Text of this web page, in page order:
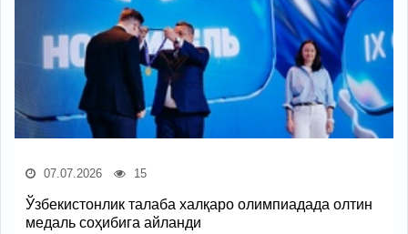
07.07.2026 15
Ўзбекистонлик талаба халқаро олимпиадада олтин
медаль соҳибига айланди